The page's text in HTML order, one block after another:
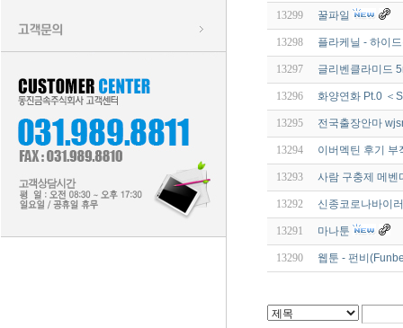
13299 꿀파일
13298 플라케닐 - 하이
13297 글리벤클라미드
13296 화양연화 Pt.0 ＜
13295 전국출장안마
13294 이버멕틴 후기
13293 사람 구충제 메
13292 신종코로나바이
13291 마나툰
13290 웹툰 - 펀비